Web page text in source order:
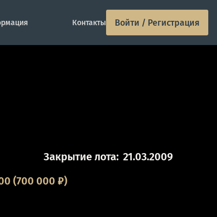
Контакты Войти / Регистрация
Закрытие лота: 21.03.2009
(700 000 ₽)